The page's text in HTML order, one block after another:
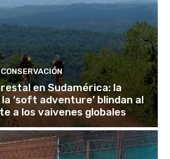
CONSERVACIÓN
en Sudamérica: la
‘soft adventure’ blindan al
a los vaivenes globales